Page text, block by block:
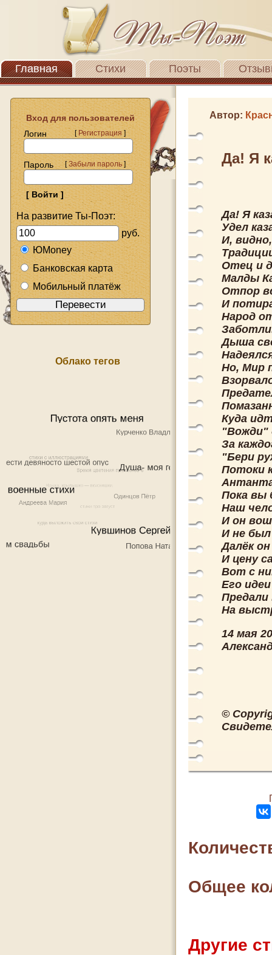
Главная Стихи Поэты
Вход для пользователей
Логин
[Регистрация]
Пароль [Забыли пароль]
На развитие Ты-Поэт:
руб.
ЮMoney
Банковская карта
Мобильный платёж
Облако тегов
Автор:
Да! Я
Да! Я
Удел
И,
Отец и
Малды
Отпор
И
Народ
Дыша
Но, Мир
Куда
"Вожди"
За
"Бери
Потоки
Пока вы
Наш
И он
И не был
Далёк
И цену
Вот с
Его
Предали
На
14 мая
©
Общее
Другие